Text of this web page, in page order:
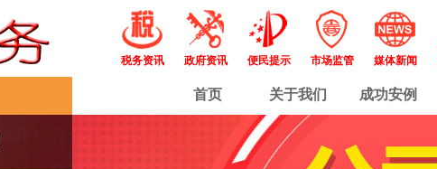
税务资讯 政府资讯 便民提示 市场监管 媒体新闻
首页 关于我们 成功安例